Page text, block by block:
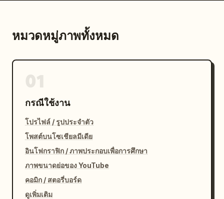
หมวดหมู่ภาพทั้งหมด
กรณีใช้งาน
โปรไฟล์ / รูปประจำตัว
โพสต์บนโซเชียลมีเดีย
อินโฟกราฟิก / ภาพประกอบเพื่อการศึกษา
ภาพขนาดย่อของ YouTube
คอมิก / สตอรี่บอร์ด
ดูเพิ่มเติม